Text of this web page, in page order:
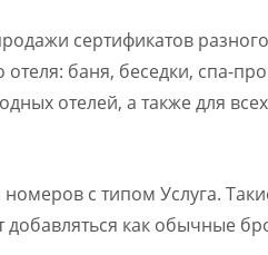
сертификатов
баня, беседки, спа-
отелей, а также для
с типом Услуга.
добавляться как обычные